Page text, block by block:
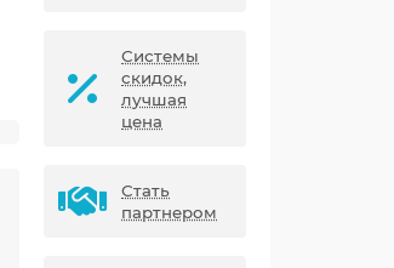
Системы
скидок,
лучшая
цена
Стать
партнером